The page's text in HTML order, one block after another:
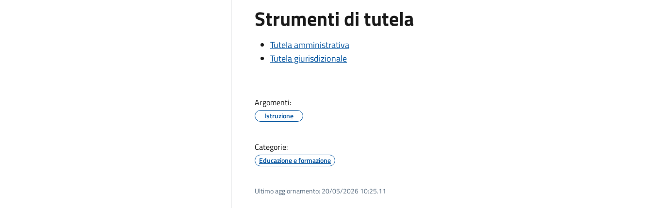
Strumenti di tutela
Tutela amministrativa
Tutela giurisdizionale
Argomenti:
Istruzione
Categorie:
Educazione e formazione
Ultimo aggiornamento: 20/05/2026 10:25.11